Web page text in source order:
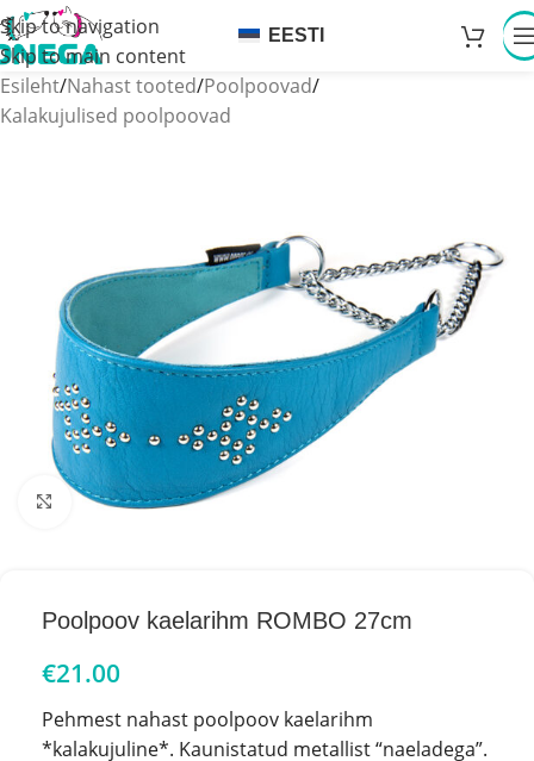
Skip to navigation
Skip to main content
EESTI
Esileht/Nahast tooted/Poolpoovad/
Kalakujulised poolpoovad
Click to enlarge
Poolpoov kaelarihm ROMBO 27cm
€21.00
Pehmest nahast poolpoov kaelarihm
*kalakujuline*. Kaunistatud metallist “naeladega”.